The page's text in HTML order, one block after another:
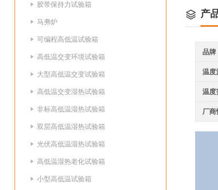
胶带保持力试验箱
马弗炉
可编程高低温试验箱
高低温交变环境试验箱
大型高低温交变试验箱
高低温交变湿热试验箱
非标高低温湿热试验箱
双层高低温湿热试验箱
光伏高低温湿热试验箱
高低温湿热老化试验箱
小型高低温试验箱
产
品牌
温度
温度
厂商